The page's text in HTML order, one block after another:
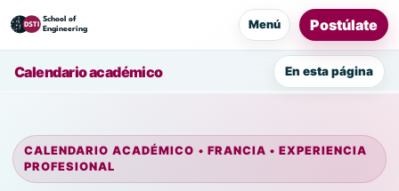
Menú Postúlate
Calendario académico En esta página
CALENDARIO ACADÉMICO • FRANCIA • EXPERIENCIA
PROFESIONAL